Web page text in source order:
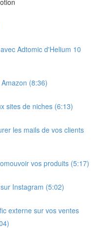
Adtomic d'Helium 10
(8:36)
sites de niches (6:13)
les mails de vos clients
vos produits (5:17)
Instagram (5:02)
externe sur vos ventes